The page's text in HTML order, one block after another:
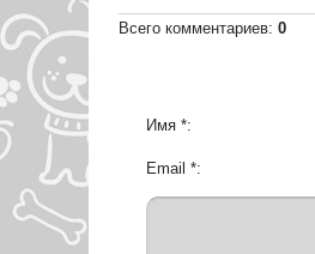
Всего комментариев: 0
Имя *:
Email *: